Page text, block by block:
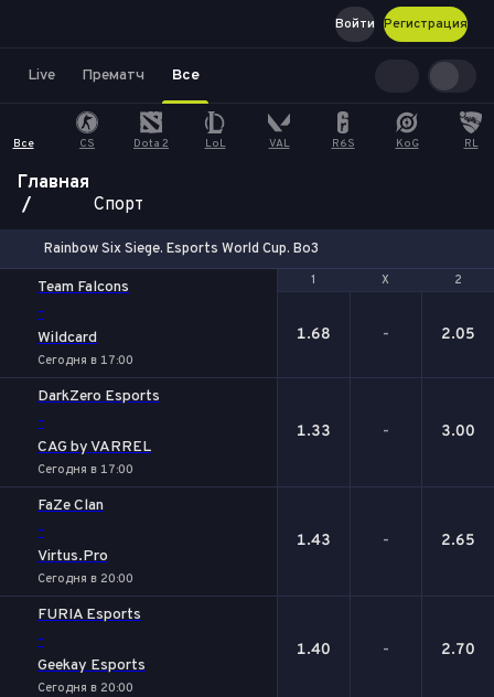
Регистрация
Войти
Live Прематч Все
Все CS Dota 2 LoL VAL R6S KoG RL
Главная
Спорт
Rainbow Six Siege. Esports World Cup. Bo3
1 Х 2
Team Falcons
-
Wildcard
Сегодня в 17:00
1 Х 2
1.68 - 2.05
DarkZero Esports
-
CAG by VARREL
Сегодня в 17:00
1.33 - 3.00
FaZe Clan
-
Virtus.Pro
Сегодня в 20:00
1.43 - 2.65
FURIA Esports
-
Geekay Esports
Сегодня в 20:00
1.40 - 2.70